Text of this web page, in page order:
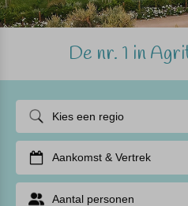
De nr. 1 in
Kies een regio
Aankomst & Vertrek
Aantal personen